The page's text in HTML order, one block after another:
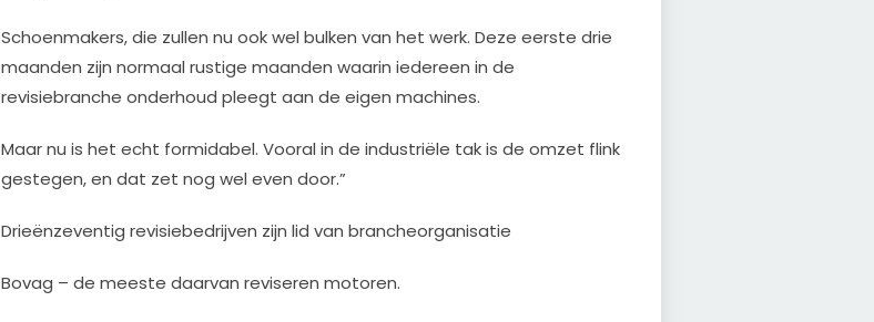
Schoenmakers, die zullen nu ook wel bulken van het werk. Deze eerste drie
maanden zijn normaal rustige maanden waarin iedereen in de
revisiebranche onderhoud pleegt aan de eigen machines.
Maar nu is het echt formidabel. Vooral in de industriële tak is de omzet flink
gestegen, en dat zet nog wel even door.”
Drieënzeventig revisiebedrijven zijn lid van brancheorganisatie
Bovag – de meeste daarvan reviseren motoren.